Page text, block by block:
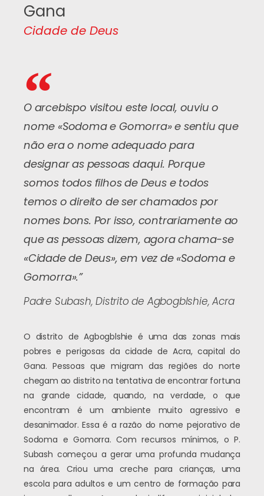
Gana
Cidade de Deus
O arcebispo visitou este local, ouviu o
nome «Sodoma e Gomorra» e sentiu que
não era o nome adequado para
designar as pessoas daqui. Porque
somos todos filhos de Deus e todos
temos o direito de ser chamados por
nomes bons. Por isso, contrariamente ao
que as pessoas dizem, agora chama-se
«Cidade de Deus», em vez de «Sodoma e
Gomorra».”
Padre Subash, Distrito de Agbogblshie, Acra
O distrito de Agbogblshie é uma das zonas mais
pobres e perigosas da cidade de Acra, capital do
Gana. Pessoas que migram das regiões do norte
chegam ao distrito na tentativa de encontrar fortuna
na grande cidade, quando, na verdade, o que
encontram é um ambiente muito agressivo e
desanimador. Essa é a razão do nome pejorativo de
Sodoma e Gomorra. Com recursos mínimos, o P.
Subash começou a gerar uma profunda mudança
na área. Criou uma creche para crianças, uma
escola para adultos e um centro de formação para